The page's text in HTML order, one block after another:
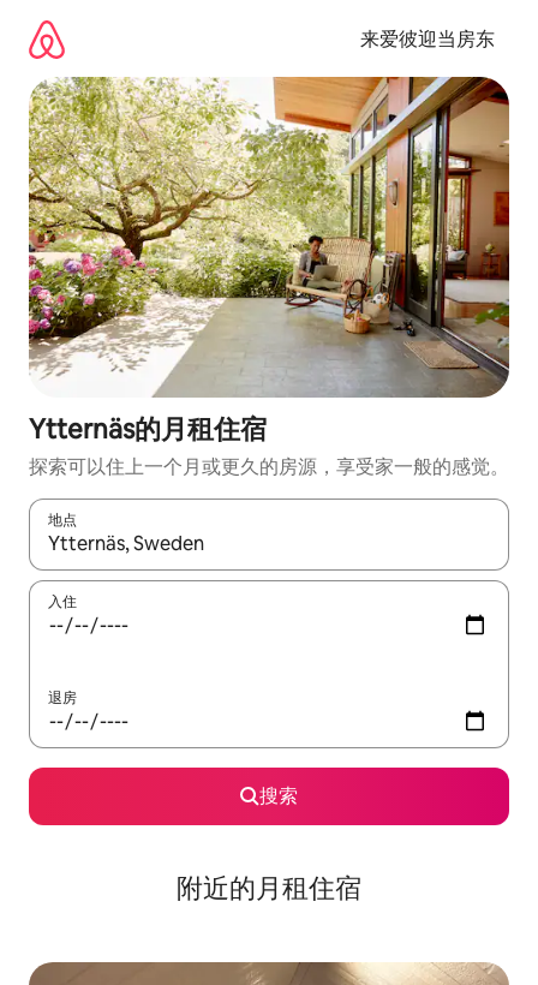
来爱彼迎当房东
Ytternäs的月租住宿
探索可以住上一个月或更久的房源，享受家一般的感觉。
地点
如有搜索结果，请使用上下方向键查看，或通过点击或滑动手势
入住
退房
搜索
附近的月租住宿